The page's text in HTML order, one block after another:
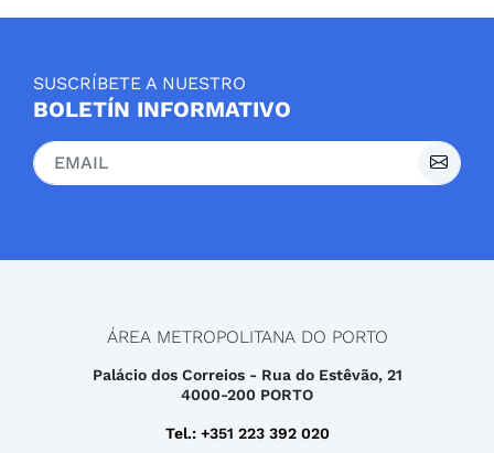
SUSCRÍBETE A NUESTRO
BOLETÍN INFORMATIVO
ÁREA METROPOLITANA DO PORTO
Palácio dos Correios - Rua do Estêvão, 21
4000-200 PORTO
Tel.: +351 223 392 020